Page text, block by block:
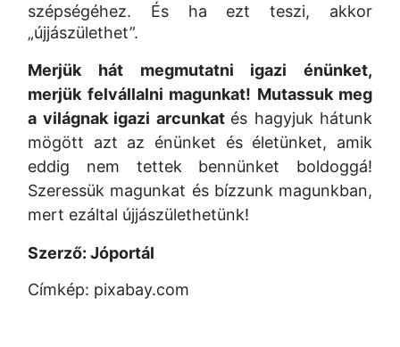
szépségéhez. És ha ezt teszi, akkor
„újjászülethet”.
Merjük hát megmutatni igazi énünket,
merjük felvállalni magunkat! Mutassuk meg
a világnak igazi arcunkat és hagyjuk hátunk
mögött azt az énünket és életünket, amik
eddig nem tettek bennünket boldoggá!
Szeressük magunkat és bízzunk magunkban,
mert ezáltal újjászülethetünk!
Szerző: Jóportál
Címkép: pixabay.com